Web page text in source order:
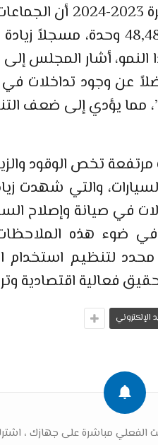
وأفاد التقرير السنوي
من هذا النمو، أشار
عن وجود تداخلات في
مما يؤدي إلى ضعف
تخص الوقود
اختلالات في صيانة
ضوء هذه
لتنظيم استخدام
فعالية اقتصادية
الإلكتروني
الفعلي مباشرة على جهازك ،